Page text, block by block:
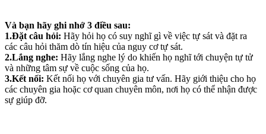
Và bạn hãy ghi nhớ 3 điều sau:
1.Đặt câu hỏi: Hãy hỏi họ có suy nghĩ gì về việc tự sát và đặt ra
các câu hỏi thăm dò tín hiệu của nguy cơ tự sát.
2.Lắng nghe: Hãy lắng nghe lý do khiến họ nghĩ tới chuyện tự tử
và những tâm sự về cuộc sống của họ.
3.Kết nối: Kết nối họ với chuyên gia tư vấn. Hãy giới thiệu cho họ
các chuyên gia hoặc cơ quan chuyên môn, nơi họ có thể nhận được
sự giúp đỡ.